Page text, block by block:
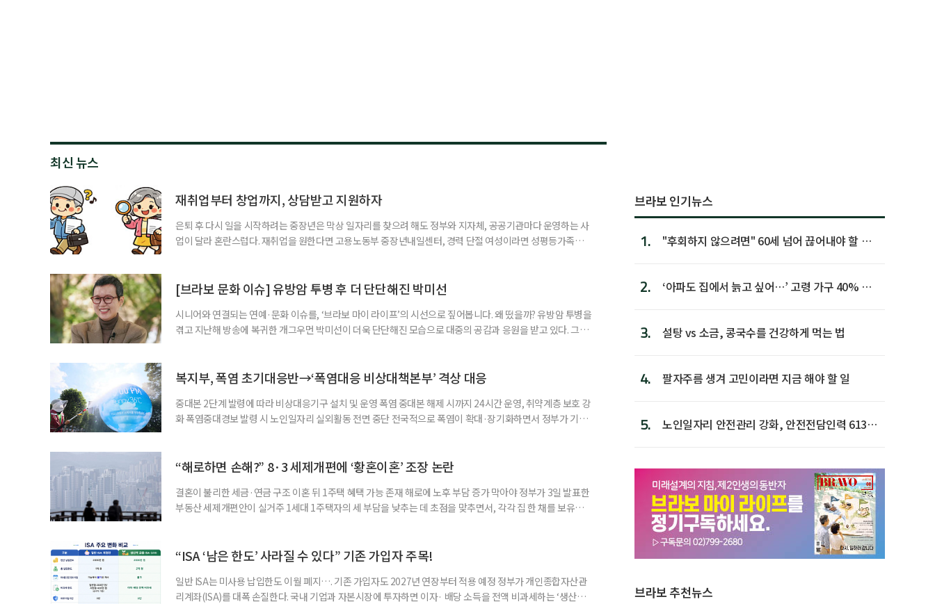
최신 뉴스
재취업부터 창업까지, 상담받고 지원하자
은퇴 후 다시 일을 시작하려는 중장년은 막상 일자리를 찾으려 해도 정부와 지자체, 공공기관마다 운영하는 사
업이 달라 혼란스럽다. 재취업을 원한다면 고용노동부 중장년내일센터, 경력 단절 여성이라면 성평등가족부
준비부터 구직 수당까지 고용노동부 국민취업지원제도 구직활동이 쉽지 않은 사람을 위한 제도다. 개인별 취
업 지원 계획을 세
[브라보 문화 이슈] 유방암 투병 후 더 단단해진 박미선
시니어와 연결되는 연예·문화 이슈를, ‘브라보 마이 라이프’의 시선으로 짚어봅니다. 왜 떴을까? 유방암 투병을
겪고 지난해 방송에 복귀한 개그우먼 박미선이 더욱 단단해진 모습으로 대중의 공감과 응원을 받고 있다. 그러
까. 오랜 방송 생활 뒤 전해진 투병 소식 박미선은 재치 있는 말솜씨와 공감 능력으로
복지부, 폭염 초기대응반→‘폭염대응 비상대책본부’ 격상 대응
중대본 2단계 발령에 따라 비상대응기구 설치 및 운영 폭염 중대본 해제 시까지 24시간 운영, 취약계층 보호 강
화 폭염중대경보 발령 시 노인일자리 실외활동 전면 중단 전국적으로 폭염이 확대·장기화하면서 정부가 기존
책본부(중대본) 2단계(심각)가 발령된 이후에도 폭염이 전국적으로 확대되고 장기화한 데 따른 것이다. 기존에
“해로하면 손해?” 8·3 세제개편에 ‘황혼이혼’ 조장 논란
결혼이 불리한 세금·연금 구조 이혼 뒤 1주택 혜택 가능 존재 해로에 노후 부담 증가 막아야 정부가 3일 발표한
부동산 세제개편안이 실거주 1세대 1주택자의 세 부담을 낮추는 데 초점을 맞추면서, 각각 집 한 채를 보유한
부가 각자 집 한 채씩을 보유하면 한 세대가 두 채를 가진 것으로 보지만, 실제 이혼해 주거와 생계를 분
“ISA ‘남은 한도’ 사라질 수 있다” 기존 가입자 주목!
일반 ISA는 미사용 납입한도 이월 폐지…. 기존 가입자도 2027년 연장부터 적용 예정 정부가 개인종합자산관
리계좌(ISA)를 대폭 손질한다. 국내 기업과 자본시장에 투자하면 이자· 배당 소득을 전액 비과세하는 ‘생산적
브라보 인기뉴스
1.
"후회하지 않으려면" 60세 넘어 끊어내야 할 사
2.
‘아파도 집에서 늙고 싶어…’ 고령 가구 40% 노
3. 설탕 vs 소금, 콩국수를 건강하게 먹는 법
4. 팔자주름 생겨 고민이라면 지금 해야 할 일
5.
노인일자리 안전관리 강화, 안전전담인력 613명
브라보 추천뉴스